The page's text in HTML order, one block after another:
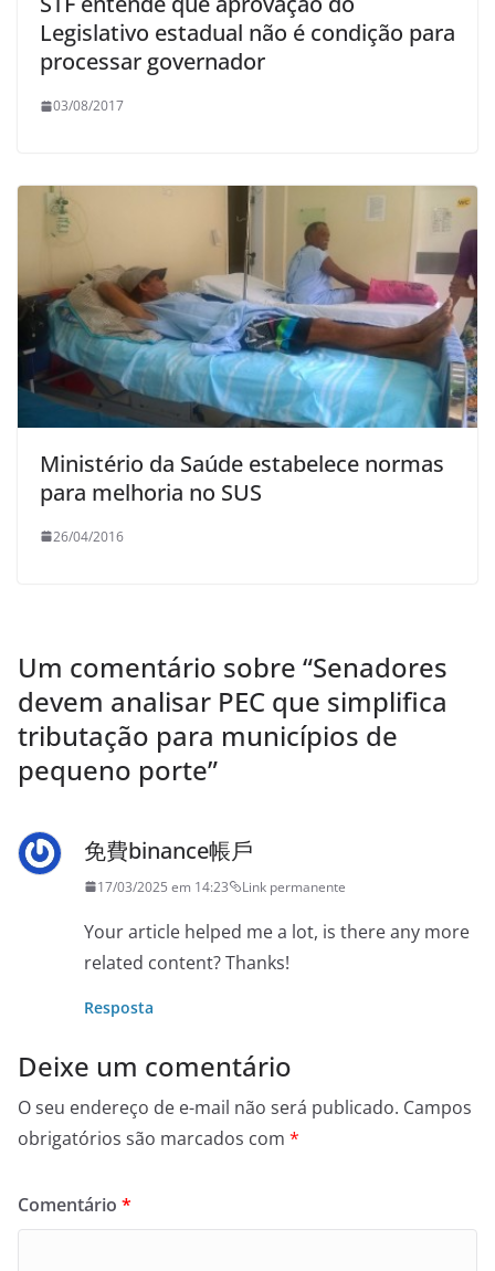
Legislativo estadual não é condição para
processar governador
03/08/2017
Ministério da Saúde estabelece normas
para melhoria no SUS
26/04/2016
Um comentário sobre “Senadores
devem analisar PEC que simplifica
tributação para municípios de
pequeno porte”
免費binance帳戶
17/03/2025 em 14:23 Link permanente
Your article helped me a lot, is there any more
related content? Thanks!
Resposta
Deixe um comentário
O seu endereço de e-mail não será publicado. Campos
obrigatórios são marcados com *
Comentário *